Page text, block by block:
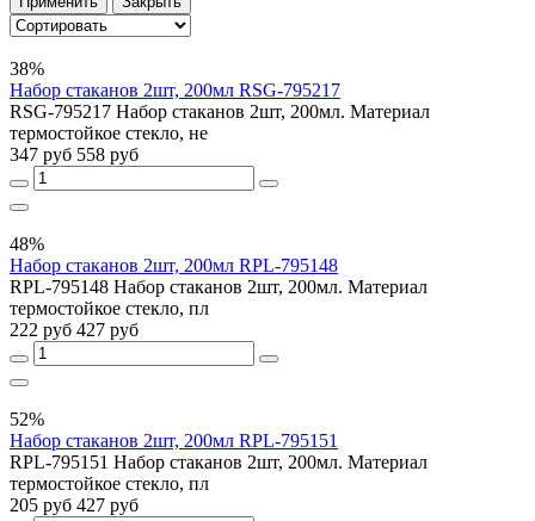
38%
Набор стаканов 2шт, 200мл RSG-795217
RSG-795217 Набор стаканов 2шт, 200мл. Материал
термостойкое стекло, не
347 руб 558 руб
48%
Набор стаканов 2шт, 200мл RPL-795148
RPL-795148 Набор стаканов 2шт, 200мл. Материал
термостойкое стекло, пл
222 руб 427 руб
52%
Набор стаканов 2шт, 200мл RPL-795151
RPL-795151 Набор стаканов 2шт, 200мл. Материал
термостойкое стекло, пл
205 руб 427 руб